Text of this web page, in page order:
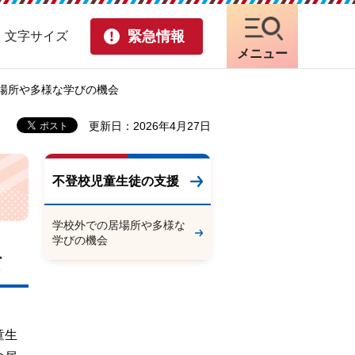
文字サイズ 緊急情報
メニュー
所や多様な学びの機会
更新日：2026年4月27日
生
不登校児童生徒の支援
学校外での居場所や多様な
学びの機会